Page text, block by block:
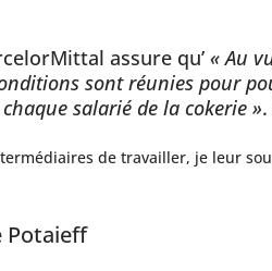
assure qu’ « Au
sont réunies pour
salarié de la cokerie »
de travailler, je leur
Potaieff‎